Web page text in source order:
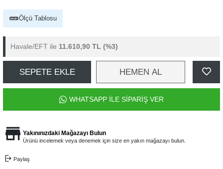
Ölçü Tablosu
Havale/EFT ile 11.610,90 TL (%3)
SEPETE EKLE HEMEN AL
WHATSAPP İLE SİPARİŞ VER
Yakınınızdaki Mağazayı Bulun
Ürünü incelemek veya denemek için size en yakın mağazayı bulun.
Paylaş